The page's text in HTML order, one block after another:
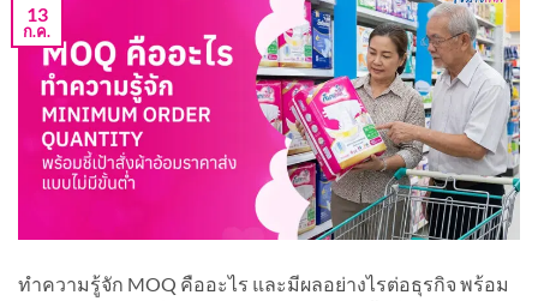
13
ก.ค.
ทำความรู้จัก MOQ คืออะไร และมีผลอย่างไรต่อธุรกิจ พร้อม